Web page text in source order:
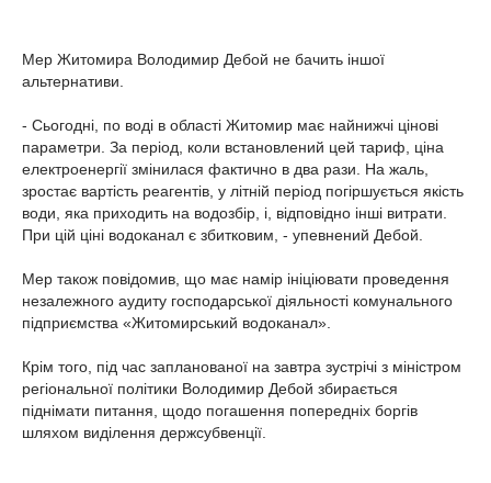
Мер Житомира Володимир Дебой не бачить іншої
альтернативи.
- Сьогодні, по воді в області Житомир має найнижчі цінові
параметри. За період, коли встановлений цей тариф, ціна
електроенергії змінилася фактично в два рази. На жаль,
зростає вартість реагентів, у літній період погіршується якість
води, яка приходить на водозбір, і, відповідно інші витрати.
При цій ціні водоканал є збитковим, - упевнений Дебой.
Мер також повідомив, що має намір ініціювати проведення
незалежного аудиту господарської діяльності комунального
підприємства «Житомирський водоканал».
Крім того, під час запланованої на завтра зустрічі з міністром
регіональної політики Володимир Дебой збирається
піднімати питання, щодо погашення попередніх боргів
шляхом виділення держсубвенції.